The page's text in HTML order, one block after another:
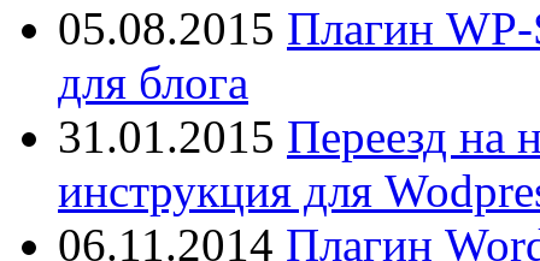
05.08.2015 Плагин WP-
для блога
31.01.2015 Переезд на
инструкция для
06.11.2014 Плагин